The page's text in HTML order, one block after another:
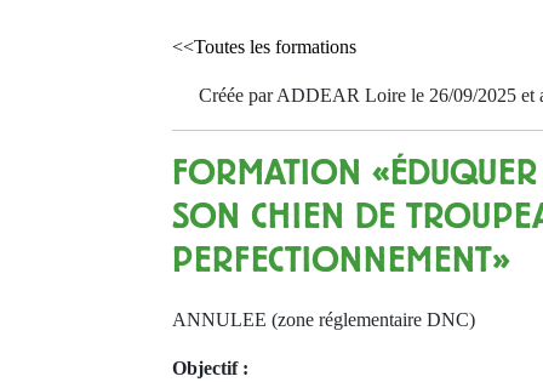
<<Toutes les formations
Créée par ADDEAR Loire le 26/09/2025 et
FORMATION «ÉDUQUER
SON CHIEN DE
PERFECTIONNEMENT»
ANNULEE (zone réglementaire DNC)
Objectif :